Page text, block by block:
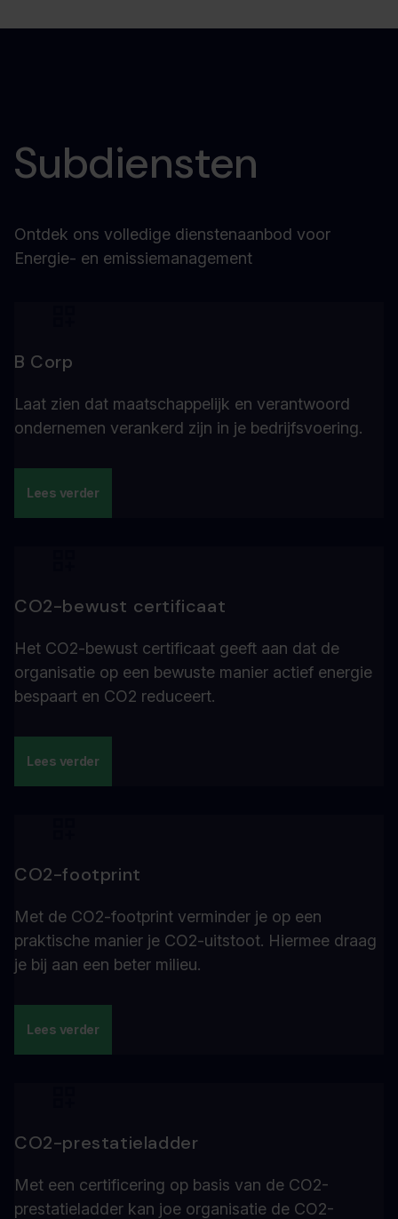
Subdiensten
Ontdek ons volledige dienstenaanbod voor
Energie- en emissiemanagement
B Corp
Laat zien dat maatschappelijk en verantwoord
ondernemen verankerd zijn in je bedrijfsvoering.
Lees verder
CO2-bewust certificaat
Het CO2-bewust certificaat geeft aan dat de
organisatie op een bewuste manier actief energie
bespaart en CO2 reduceert.
Lees verder
CO2-footprint
Met de CO2-footprint verminder je op een
praktische manier je CO2-uitstoot. Hiermee draag
je bij aan een beter milieu.
Lees verder
CO2-prestatieladder
Met een certificering op basis van de CO2-
prestatieladder kan joe organisatie de CO2-